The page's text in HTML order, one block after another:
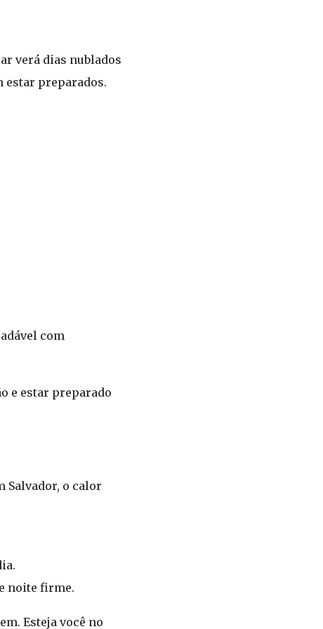
verá dias nublados
estar preparados.
com
e estar preparado
Salvador, o calor
noite firme.
Esteja você no